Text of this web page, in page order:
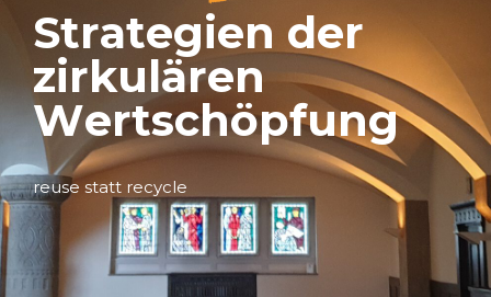
Strategien der
zirkulären
Wertschöpfung
reuse statt recycle